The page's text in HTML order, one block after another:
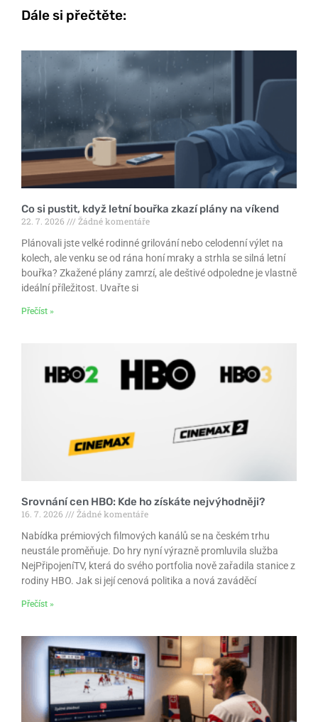
Dále si přečtěte:
Co si pustit, když letní bouřka zkazí plány na víkend
22. 7. 2026
Žádné komentáře
Plánovali jste velké rodinné grilování nebo celodenní výlet na
kolech, ale venku se od rána honí mraky a strhla se silná letní
bouřka? Zkažené plány zamrzí, ale deštivé odpoledne je vlastně
ideální příležitost. Uvařte si
Přečíst »
Srovnání cen HBO: Kde ho získáte nejvýhodněji?
16. 7. 2026
Žádné komentáře
Nabídka prémiových filmových kanálů se na českém trhu
neustále proměňuje. Do hry nyní výrazně promluvila služba
NejPřipojeníTV, která do svého portfolia nově zařadila stanice z
rodiny HBO. Jak si její cenová politika a nová zaváděcí
Přečíst »